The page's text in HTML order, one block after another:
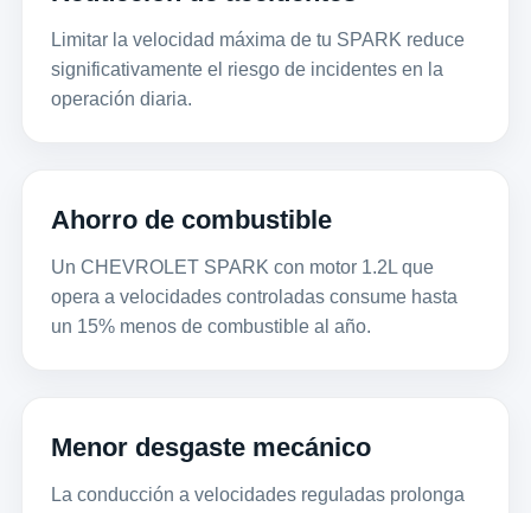
Limitar la velocidad máxima de tu SPARK reduce
significativamente el riesgo de incidentes en la
operación diaria.
Ahorro de combustible
Un CHEVROLET SPARK con motor 1.2L que
opera a velocidades controladas consume hasta
un 15% menos de combustible al año.
Menor desgaste mecánico
La conducción a velocidades reguladas prolonga